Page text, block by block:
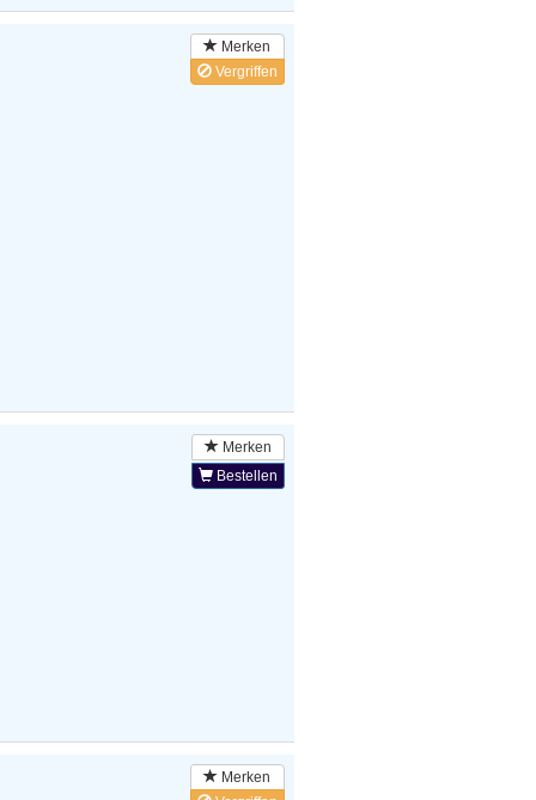
Merken
Vergriffen
Merken
Bestellen
Merken